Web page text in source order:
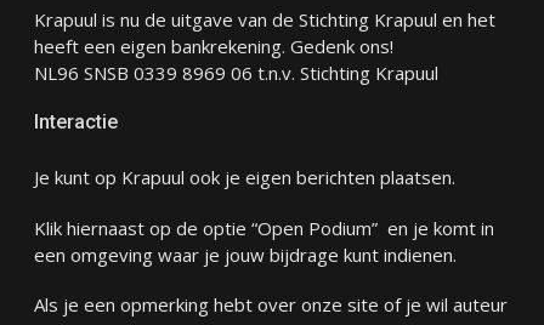
Krapuul is nu de uitgave van de Stichting Krapuul en het
heeft een eigen bankrekening. Gedenk ons!
NL96 SNSB 0339 8969 06 t.n.v. Stichting Krapuul
Interactie
Je kunt op Krapuul ook je eigen berichten plaatsen.
Klik hiernaast op de optie “Open Podium” en je komt in
een omgeving waar je jouw bijdrage kunt indienen.
Als je een opmerking hebt over onze site of je wil auteur